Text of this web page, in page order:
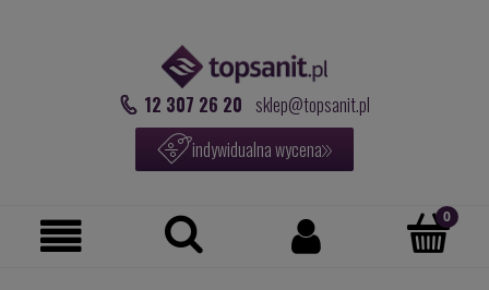
12 307 26 20 sklep@topsanit.pl
indywidualna wycena